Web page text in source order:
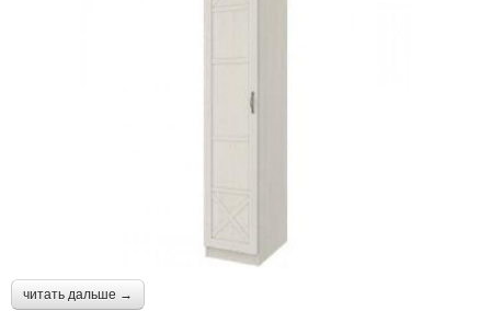
читать дальше →